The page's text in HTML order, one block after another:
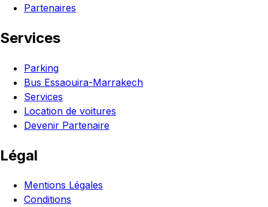
Partenaires
Services
Parking
Bus Essaouira-Marrakech
Services
Location de voitures
Devenir Partenaire
Légal
Mentions Légales
Conditions